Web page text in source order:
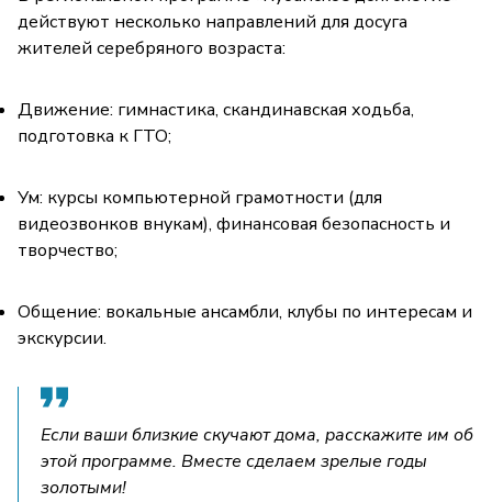
действуют несколько направлений для досуга
жителей серебряного возраста:
Движение: гимнастика, скандинавская ходьба,
подготовка к ГТО;
Ум: курсы компьютерной грамотности (для
видеозвонков внукам), финансовая безопасность и
творчество;
Общение: вокальные ансамбли, клубы по интересам и
экскурсии.
Если ваши близкие скучают дома, расскажите им об
этой программе. Вместе сделаем зрелые годы
золотыми!